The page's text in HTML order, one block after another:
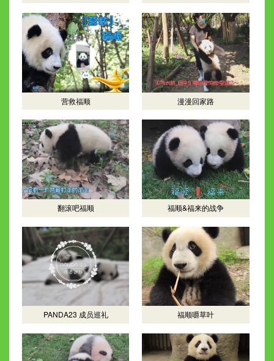
营救福顺 漫漫回家路
翻滚吧福顺 福顺&福来的战争
PANDA23 成员巡礼 福顺嚼草叶